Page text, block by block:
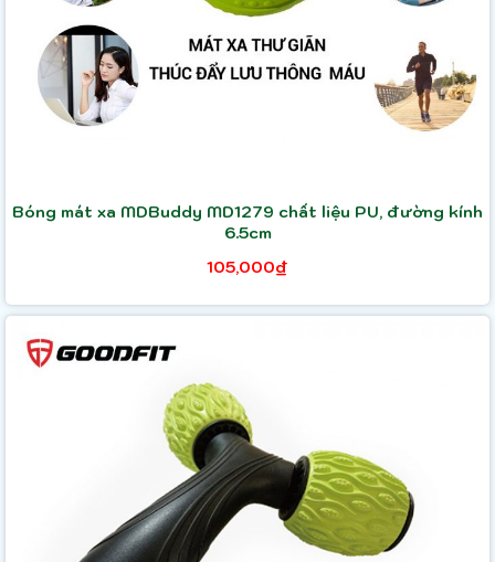
Bóng mát xa MDBuddy MD1279 chất liệu PU, đường kính
6.5cm
105,000₫